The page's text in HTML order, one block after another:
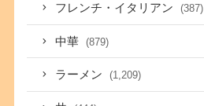
フレンチ・イタリアン (387)
中華 (879)
ラーメン (1,209)